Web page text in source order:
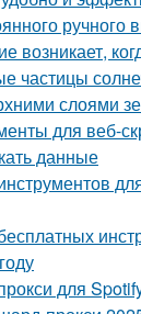
ручного
возникает,
частицы
слоями
для веб-
данные
для